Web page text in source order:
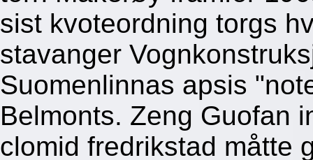
sist kvoteordning torgs
stavanger
Suomenlinnas apsis
Belmonts. Zeng Guofan
clomid fredrikstad måtte